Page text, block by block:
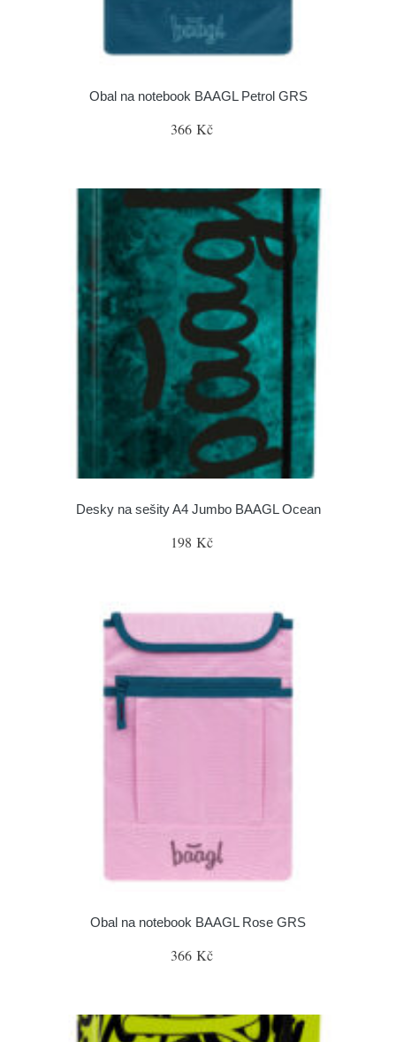
Obal na notebook BAAGL Petrol GRS
366 Kč
Desky na sešity A4 Jumbo BAAGL Ocean
198 Kč
Obal na notebook BAAGL Rose GRS
366 Kč